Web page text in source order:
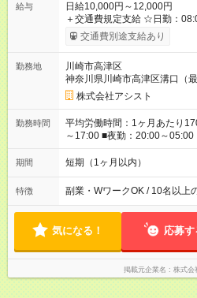
給与
日給10,000円～12,000円
＋交通費規定支給 ☆日勤：08:00～17:00／日給1万円 ★夜勤：
20:00～05:00／日給1万2000円 -:+:-:+:-:+:-:+:-:+:- 日勤＋夜勤で 1
日『2万2000円』も稼げる！ -:+:-:+:-:+:-
べる！ 日払いは、当日に『現金全
別途支給 ■日給全額保障あり ┗予定時間より早く終わっても日給
は満額支給！ ■資格手当あり ┗施設警
試用期間なし
交通費別途支給あり
勤務地
川崎市高津区
神奈川県川崎市高津区溝口（
株式会社アシスト
勤務時間
平均労働時間：1ヶ月あたり
～17:00 ■夜勤：20:00～
く終われば1現場4～8時間勤務もあり ☆週3～勤
が早く終わっても日給全額保
日勤：08:00～17:00 ■夜勤：
なります ※早く終われば1現場4～8時
OK！ ☆現場が早く終わって
「日勤＋夜勤」も可能！
期間 短期（1ヶ月以内）
特徴 副業・WワークOK / 10名以上
気になる！ 応募す
掲載元企業名 株式会